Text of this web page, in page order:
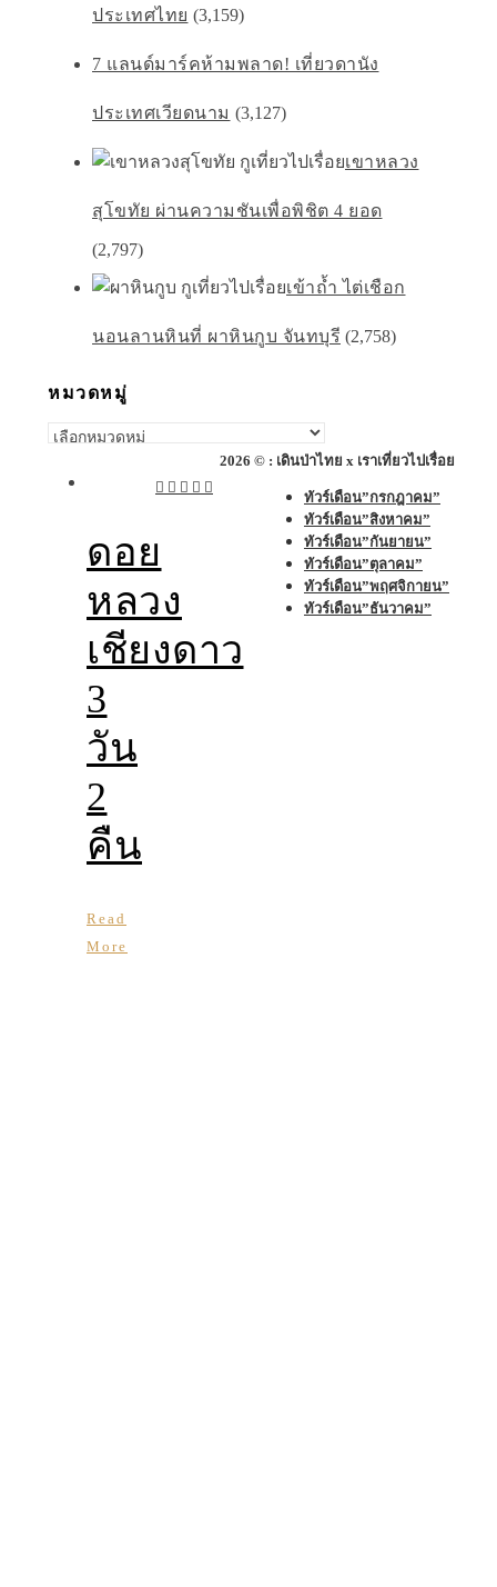
ประเทศไทย (3,159)
7 แลนด์มาร์คห้ามพลาด! เที่ยวดานัง
ประเทศเวียดนาม (3,127)
เขาหลวง
สุโขทัย ผ่านความชันเพื่อพิชิต 4 ยอด
(2,797)
เข้าถ้ำ ไต่เชือก
นอนลานหินที่ ผาหินกูบ จันทบุรี (2,758)
หมวดหมู่
หมวด
ดอย
หลวง
เชียงดาว
3
วัน
2
คืน
Read
More
2026 © : เดินป่าไทย x เราเที่ยวไปเรื่อย
ทัวร์เดือน”กรกฎาคม”
ทัวร์เดือน”สิงหาคม”
ทัวร์เดือน”กันยายน”
ทัวร์เดือน”ตุลาคม”
ทัวร์เดือน”พฤศจิกายน”
ทัวร์เดือน”ธันวาคม”